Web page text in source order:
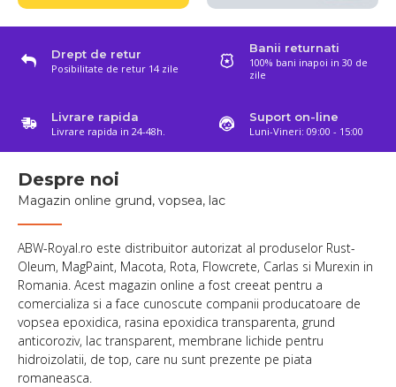
Drept de retur
Posibilitate de retur 14 zile
Banii returnati
100% bani inapoi in 30 de
zile
Livrare rapida
Livrare rapida in 24-48h.
Suport on-line
Luni-Vineri: 09:00 - 15:00
Despre noi
Magazin online grund, vopsea, lac
ABW-Royal.ro este distribuitor autorizat al produselor Rust-
Oleum, MagPaint, Macota, Rota, Flowcrete, Carlas si Murexin in
Romania. Acest magazin online a fost creeat pentru a
comercializa si a face cunoscute companii producatoare de
vopsea epoxidica, rasina epoxidica transparenta, grund
anticoroziv, lac transparent, membrane lichide pentru
hidroizolatii, de top, care nu sunt prezente pe piata
romaneasca.